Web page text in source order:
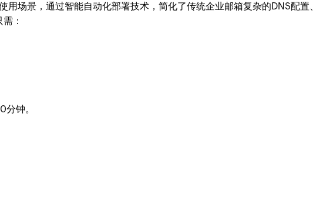
用场景，通过智能自动化部署技术，简化了传统企业邮箱复杂的DNS配置
：
钟。